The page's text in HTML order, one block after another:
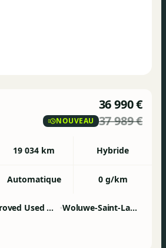
36 990 €
NOUVEAU 37 989 €
19 034 km Hybride
Automatique 0 g/km
Toyota City Approved Used Woluwe Woluwe-Saint-Lambert